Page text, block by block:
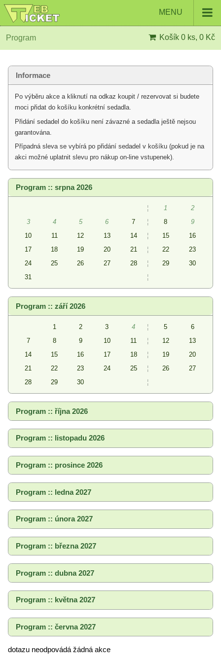
MENU
Program Košík 0 ks, 0 Kč
Informace
Po výběru akce a kliknutí na odkaz koupit / rezervovat si budete
moci přidat do košíku konkrétní sedadla.
Přidání sedadel do košíku není závazné a sedadla ještě nejsou
garantována.
Případná sleva se vybírá po přidání sedadel v košíku (pokud je na
akci možné uplatnit slevu pro nákup on-line vstupenek).
Program :: srpna 2026
¦ 1
2
3
4 5 6 7 ¦ 8
9
10
11 12 13 14 ¦ 15
16
17
18 19 20 21 ¦ 22
23
24
25 26 27 28 ¦ 29
30
31
¦
Program :: září 2026
1 2 3 4 ¦ 5
6
7
8 9 10 11 ¦ 12
13
14
15 16 17 18 ¦ 19
20
21
22 23 24 25 ¦ 26
27
28
29 30 ¦
Program :: října 2026
Program :: listopadu 2026
Program :: prosince 2026
Program :: ledna 2027
Program :: února 2027
Program :: března 2027
Program :: dubna 2027
Program :: května 2027
Program :: června 2027
dotazu neodpovádá žádná akce